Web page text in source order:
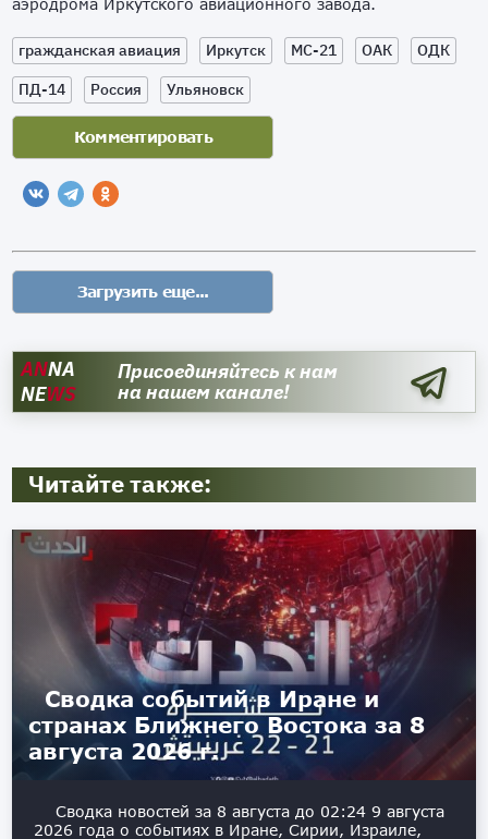
аэродрома Иркутского авиационного завода.
гражданская авиация Иркутск МС-21 ОАК
ОДК
ПД-14
Россия Ульяновск
ANNA
NEWS
Присоединяйтесь к нам
на нашем канале!
Читайте также:
Сводка событий в Иране и
странах Ближнего Востока за 8
августа 2026 г.
Сводка новостей за 8 августа до 02:24 9 августа
2026 года о событиях в Иране, Сирии, Израиле,